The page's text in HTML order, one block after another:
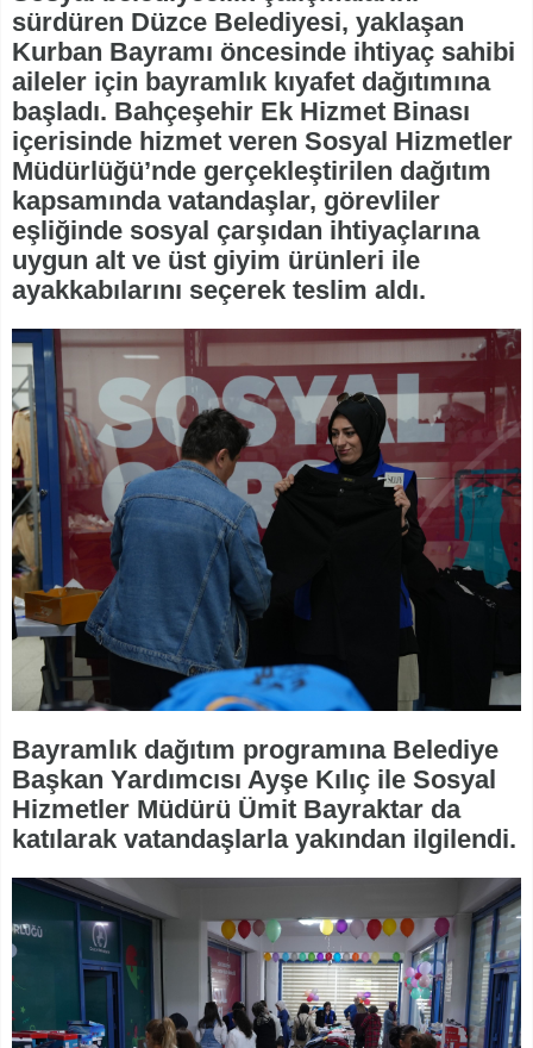
sürdüren Düzce Belediyesi, yaklaşan
Kurban Bayramı öncesinde ihtiyaç sahibi
aileler için bayramlık kıyafet dağıtımına
başladı. Bahçeşehir Ek Hizmet Binası
içerisinde hizmet veren Sosyal Hizmetler
Müdürlüğü’nde gerçekleştirilen dağıtım
kapsamında vatandaşlar, görevliler
eşliğinde sosyal çarşıdan ihtiyaçlarına
uygun alt ve üst giyim ürünleri ile
ayakkabılarını seçerek teslim aldı.
Bayramlık dağıtım programına Belediye
Başkan Yardımcısı Ayşe Kılıç ile Sosyal
Hizmetler Müdürü Ümit Bayraktar da
katılarak vatandaşlarla yakından ilgilendi.